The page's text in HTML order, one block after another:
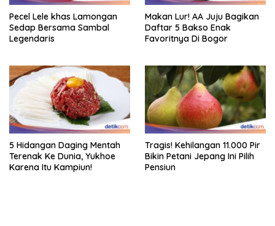
Pecel Lele khas Lamongan
Sedap Bersama Sambal
Legendaris
Makan Lur! AA Juju Bagikan
Daftar 5 Bakso Enak
Favoritnya Di Bogor
5 Hidangan Daging Mentah
Terenak Ke Dunia, Yukhoe
Karena Itu Kampiun!
Tragis! Kehilangan 11.000 Pir
Bikin Petani Jepang Ini Pilih
Pensiun